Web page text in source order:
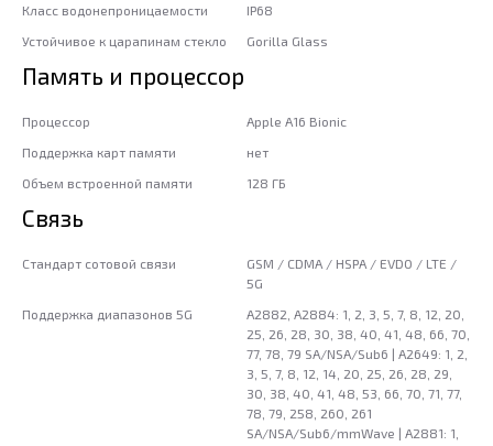
Класс водонепроницаемости
IP68
Устойчивое к царапинам стекло
Gorilla Glass
Память и процессор
Процессор
Apple A16 Bionic
Поддержка карт памяти
нет
Объем встроенной памяти
128 ГБ
Связь
Стандарт сотовой связи
GSM / CDMA / HSPA / EVDO / LTE /
5G
Поддержка диапазонов 5G
A2882, A2884: 1, 2, 3, 5, 7, 8, 12, 20,
25, 26, 28, 30, 38, 40, 41, 48, 66, 70,
77, 78, 79 SA/NSA/Sub6 | A2649: 1, 2,
3, 5, 7, 8, 12, 14, 20, 25, 26, 28, 29,
30, 38, 40, 41, 48, 53, 66, 70, 71, 77,
78, 79, 258, 260, 261
SA/NSA/Sub6/mmWave | A2881: 1,